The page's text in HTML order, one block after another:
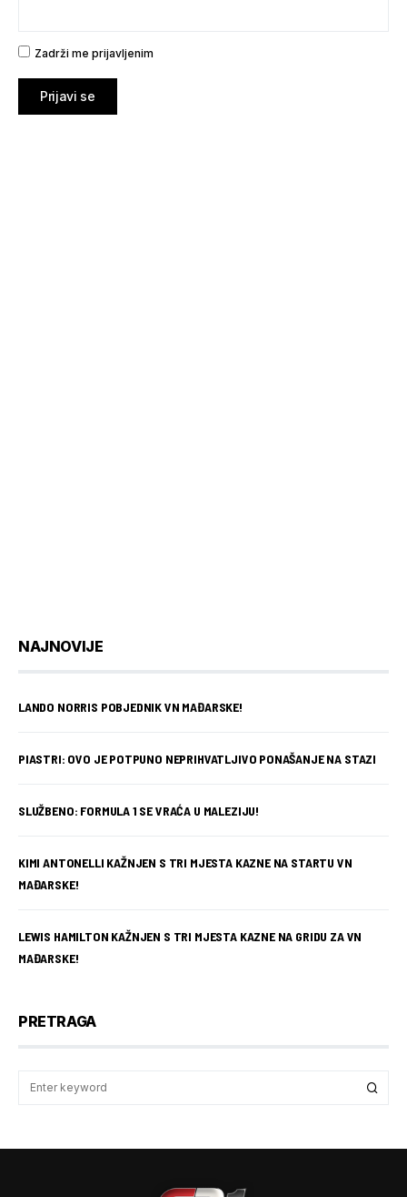
Zadrži me prijavljenim
Prijavi se
NAJNOVIJE
LANDO NORRIS POBJEDNIK VN MAĐARSKE!
PIASTRI: OVO JE POTPUNO NEPRIHVATLJIVO PONAŠANJE NA STAZI
SLUŽBENO: FORMULA 1 SE VRAĆA U MALEZIJU!
KIMI ANTONELLI KAŽNJEN S TRI MJESTA KAZNE NA STARTU VN
MAĐARSKE!
LEWIS HAMILTON KAŽNJEN S TRI MJESTA KAZNE NA GRIDU ZA VN
MAĐARSKE!
PRETRAGA